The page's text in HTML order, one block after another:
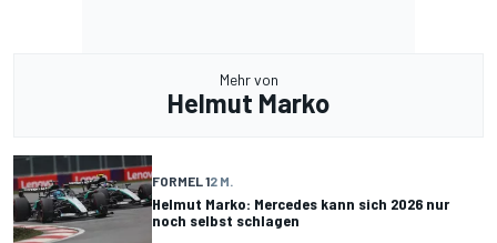
Mehr von
Helmut Marko
FORMEL 12 M.
Helmut Marko: Mercedes kann sich 2026 nur
noch selbst schlagen